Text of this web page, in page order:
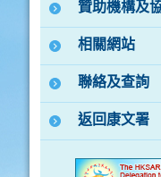
贊助機構及
相關網站
聯絡及查詢
返回康文署